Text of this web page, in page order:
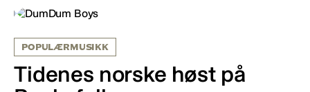
POPULÆRMUSIKK
Tidenes norske høst på